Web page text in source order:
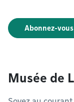
Abonnez-vous
Musée de